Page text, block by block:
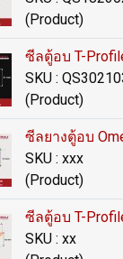
(Product)
ซีลตู้อบ T-
SKU :
(Product)
ซีลยางตู้อบ
SKU : xxx
(Product)
ซีลตู้อบ T-
SKU : xx